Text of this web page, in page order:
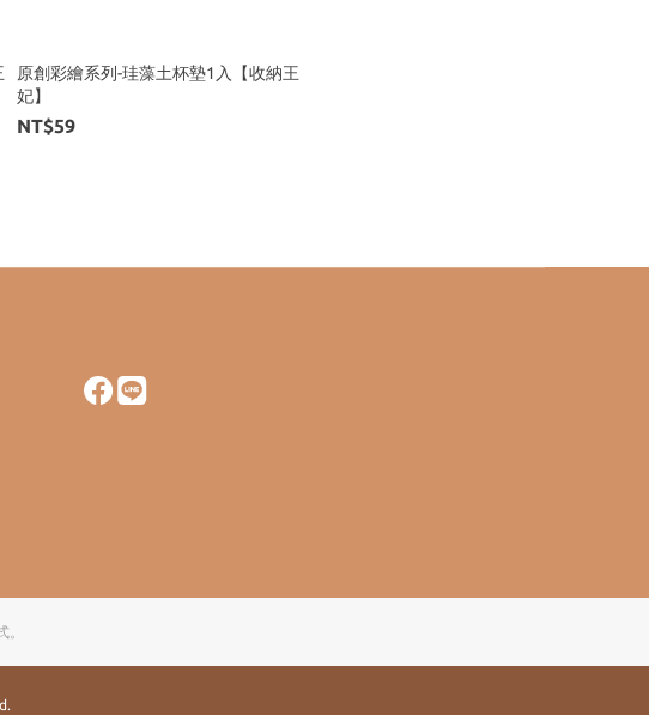
原創彩繪系列-珪藻土杯墊1入【收納王
妃】
NT$59